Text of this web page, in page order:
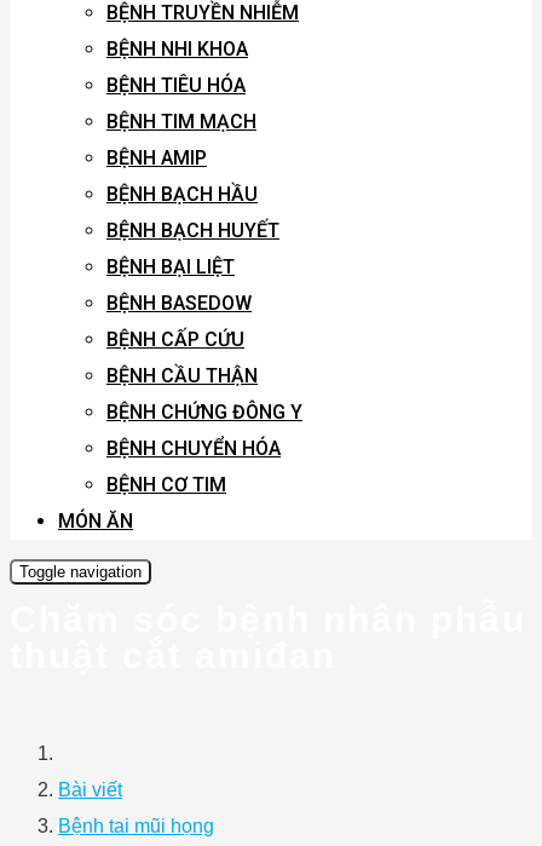
BỆNH TRUYỀN NHIỄM
BỆNH NHI KHOA
BỆNH TIÊU HÓA
BỆNH TIM MẠCH
BỆNH AMIP
BỆNH BẠCH HẦU
BỆNH BẠCH HUYẾT
BỆNH BẠI LIỆT
BỆNH BASEDOW
BỆNH CẤP CỨU
BỆNH CẦU THẬN
BỆNH CHỨNG ĐÔNG Y
BỆNH CHUYỂN HÓA
BỆNH CƠ TIM
MÓN ĂN
Toggle navigation
Bài viết
Bệnh tai mũi họng